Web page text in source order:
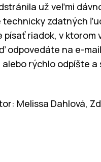
už veľmi
zdatných
riadok, v ktorom
odpovedáte na e-
rýchlo odpíšte
Melissa Dahlová,